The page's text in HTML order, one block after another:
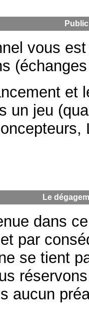
vous
et
un jeu
Le
dans
par
se tient
aucun